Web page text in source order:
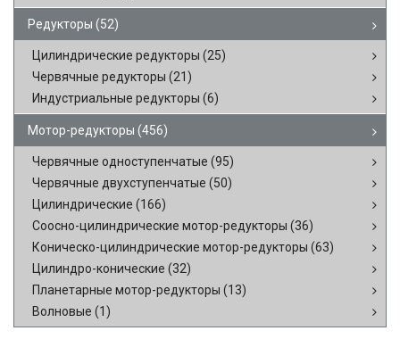
Редукторы (52)
Цилиндрические редукторы (25)
Червячные редукторы (21)
Индустриальные редукторы (6)
Мотор-редукторы (456)
Червячные одноступенчатые (95)
Червячные двухступенчатые (50)
Цилиндрические (166)
Соосно-цилиндрические мотор-редукторы (36)
Коническо-цилиндрические мотор-редукторы (63)
Цилиндро-конические (32)
Планетарные мотор-редукторы (13)
Волновые (1)